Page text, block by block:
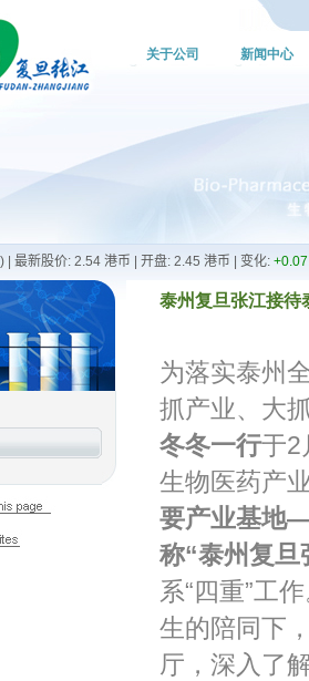
关于公司 新闻中心
泰州复旦张江接
为落实泰州
抓产业、大
冬冬一行于2
生物医药产
要产业基地
称“泰州复旦
系“四重”工
生的陪同下
厅，深入了